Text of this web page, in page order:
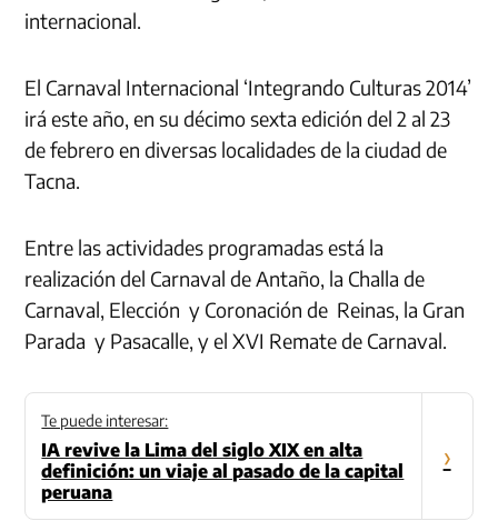
internacional.
El Carnaval Internacional ‘Integrando Culturas 2014’
irá este año, en su décimo sexta edición del 2 al 23
de febrero en diversas localidades de la ciudad de
Tacna.
Entre las actividades programadas está la
realización del Carnaval de Antaño, la Challa de
Carnaval, Elección y Coronación de Reinas, la Gran
Parada y Pasacalle, y el XVI Remate de Carnaval.
Te puede interesar:
IA revive la Lima del siglo XIX en alta
definición: un viaje al pasado de la capital
peruana
›